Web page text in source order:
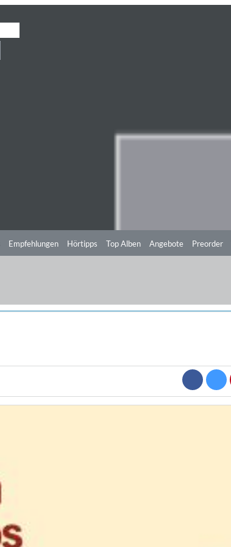
Empfehlungen Hörtipps Top Alben Angebote Preorder